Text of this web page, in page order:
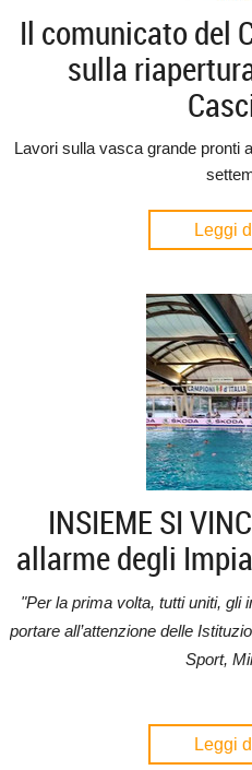
Il comunicato del
sulla
Lavori sulla vasca grande pronti
Leggi
INSIEME SI
allarme degli
"Per la prima volta, tutti uniti, gli
portare all’attenzione delle
Sport,
Leggi